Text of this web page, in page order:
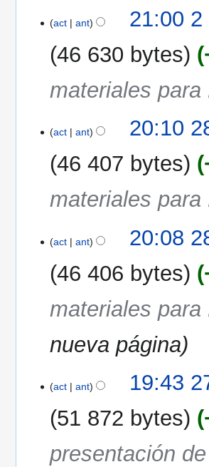
mayact ant
21:00
46 630 bytes
materiales para
mar
2007
act ant
20:10
46 407 bytes
materiales para
act ant
20:08
46 406 bytes
materiales para
nueva página
mar act ant
19:43
51 872 bytes
presentación